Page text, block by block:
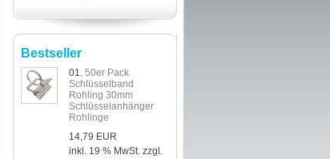
Bestseller
01. 50er Pack
Schlüsselband
Rohling 30mm
Schlüsselanhänger
Rohlinge
14,79 EUR
inkl. 19 % MwSt. zzgl.